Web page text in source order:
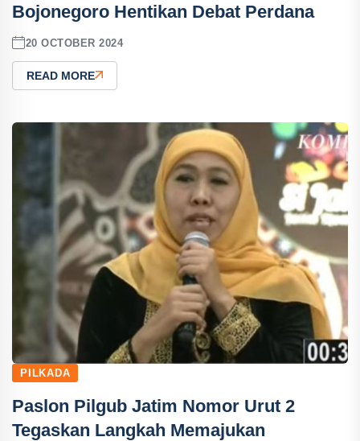
Bojonegoro Hentikan Debat Perdana
20 OCTOBER 2024
READ MORE
PILKADA
Paslon Pilgub Jatim Nomor Urut 2
Tegaskan Langkah Memajukan